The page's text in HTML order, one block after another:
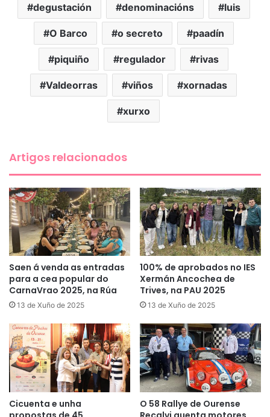
degustación denominacións luis
O Barco o secreto paadín
piquiño regulador rivas
Valdeorras viños xornadas
xurxo
Artigos relacionados
Saen á venda as entradas
para a cea popular do
CarnaVrao 2025, na Rúa
13 de Xuño de 2025
100% de aprobados no IES
Xermán Ancochea de
Trives, na PAU 2025
13 de Xuño de 2025
Cicuenta e unha
O 58 Rallye de Ourense